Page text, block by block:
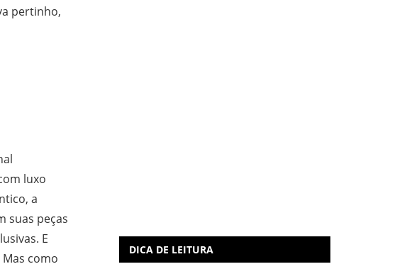
pertinho,
luxo
a
suas peças
E
como
DICA DE LEITURA